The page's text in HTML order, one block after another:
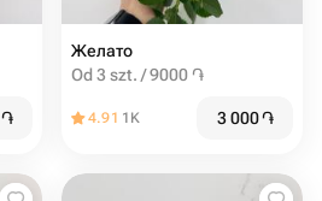
֏
Желато
Od 3 szt. / 9000 ֏
4.91 1K 3 000֏